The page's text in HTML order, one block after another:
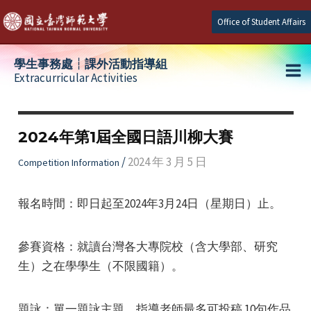
Skip
to
content
Office of Student Affairs
學生事務處┆課外活動指導組
Extracurricular Activities
2024年第1屆全國日語川柳大賽
Competition Information /2024 年 3 月 5 日
報名時間：即日起至2024年3月24日（星期日）止。
參賽資格：就讀台灣各大專院校（含大學部、研究
生）之在學學生（不限國籍）。